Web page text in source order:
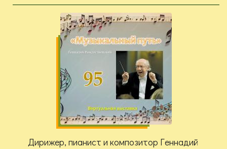
Дирижер, пианист и композитор Геннадий